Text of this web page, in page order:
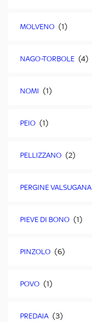
MOLVENO
NAGO-TORBOLE
NOMI
PEIO
PELLIZZANO
PERGINE VALSUGANA
PIEVE DI BONO
PINZOLO
POVO
PREDAIA